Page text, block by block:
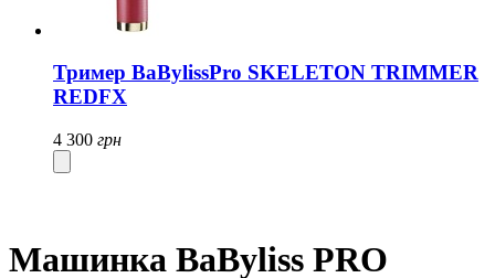
Тример BaBylissPro SKELETON TRIMMER
REDFX
4 300 грн
Машинка BaByliss PRO